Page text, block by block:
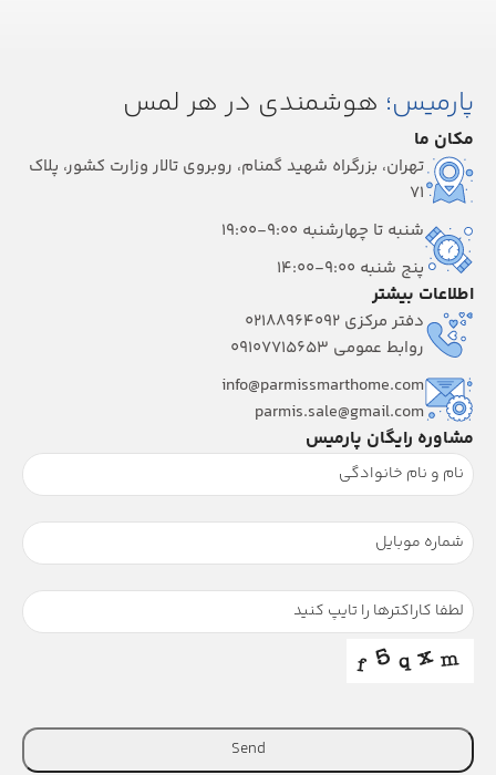
پارمیس؛ هوشمندی در هر لمس
مکان ما
تهران، بزرگراه شهید گمنام، روبروی تالار وزارت کشور، پلاک
۷۱
شنبه تا چهارشنبه 9:00-19:00
پنج شنبه 9:00-14:00
اطلاعات بیشتر
دفتر مرکزی 02188964092
روابط عمومی 09107715653
info@parmissmarthome.com
parmis.sale@gmail.com
مشاوره رایگان پارمیس
Send